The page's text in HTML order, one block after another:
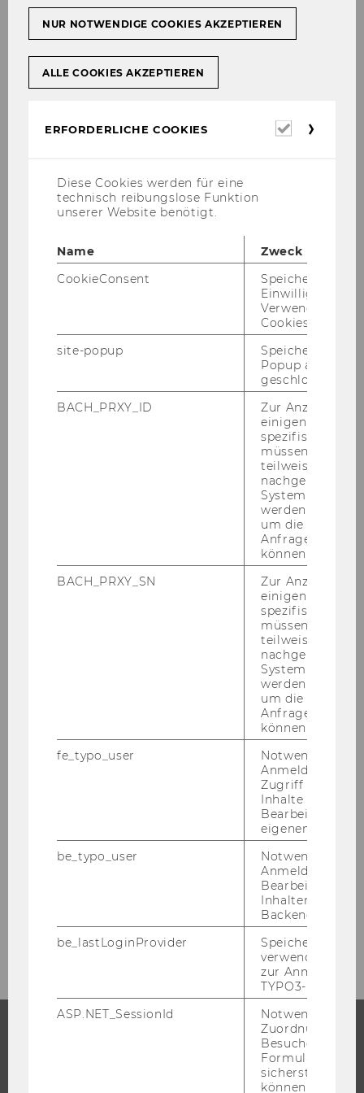
Studienjahr 2008/2009
Oktober 2008
November 2008
Dezember 2008
Stück
Mitteilungsblatt vom 10. Dezember 2008, 11.
Stück
Mitteilungsblatt vom 11. Dezember 2008, 12.
Stück
Mitteilungsblatt vom 17. Dezember 2008, 13.
Mitteilungsblatt vom 23. Dezember 2008,
Mitteilungsblatt vom 30. Dezember 2008,
Mai 2009
Juli 2009
September 2009
NUR NOTWENDIGE COOKIES AKZEPTIEREN
ALLE COOKIES AKZEPTIEREN
ERFORDERLICHE COOKIES
Diese Cookies werden für eine
technisch reibungslose Funktion
unserer Website benötigt.
Name
Zweck
CookieConsent
Speichert Ihre
Einwilligung zur
Verwendung von
Cookies.
site-popup
Speichert ob ein
Popup
geschlossen
BACH_PRXY_ID
Zur Anzeige von
einigen WU-
spezifischen
müssen
teilweise von
nachgelagerten
System
werden.
um die Antwort
Anfrage
können.
BACH_PRXY_SN
Zur Anzeige von
einigen WU-
spezifischen
müssen
teilweise von
nachgelagerten
System
werden.
um die Antwort
Anfrage
können.
fe_typo_user
Notwendig für
Anmeldung und
Zugriff auf
Inhalte oder zur
Bearbeitung des
eigenen Profils.
be_typo_user
Notwendig für
Anmeldung und
Bearbeitung von
Inhalten im
Backend.
be_lastLoginProvider
Speichert die
verwendete
zur Anmeldung
TYPO3-Backend.
ASP.NET_SessionId
Notwendig, um
Zuordnung von
Besucher zu
sicherstellen zu
können.